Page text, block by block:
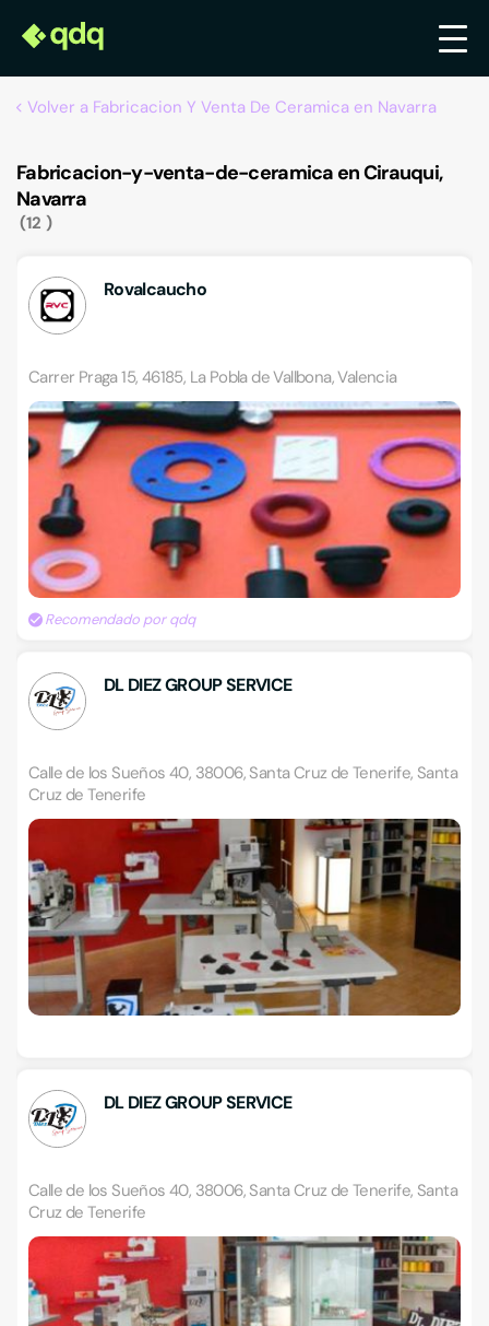
Volver a Fabricacion Y Venta De Ceramica en Navarra
Fabricacion-y-venta-de-ceramica en Cirauqui,
Navarra
12
Rovalcaucho
Carrer Praga 15, 46185, La Pobla de Vallbona, Valencia
Recomendado por qdq
DL DIEZ GROUP SERVICE
Calle de los Sueños 40, 38006, Santa Cruz de Tenerife, Santa
Cruz de Tenerife
DL DIEZ GROUP SERVICE
Calle de los Sueños 40, 38006, Santa Cruz de Tenerife, Santa
Cruz de Tenerife